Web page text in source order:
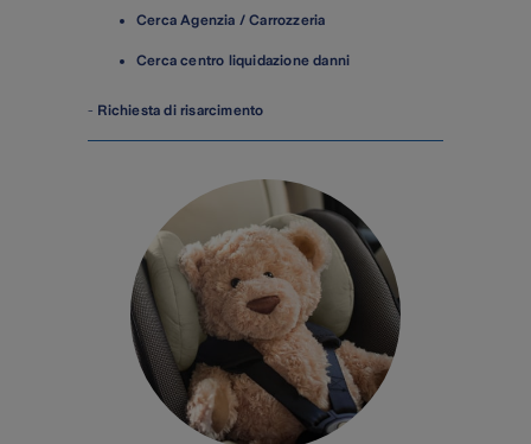
Cerca Agenzia / Carrozzeria
Cerca centro liquidazione danni
- Richiesta di risarcimento